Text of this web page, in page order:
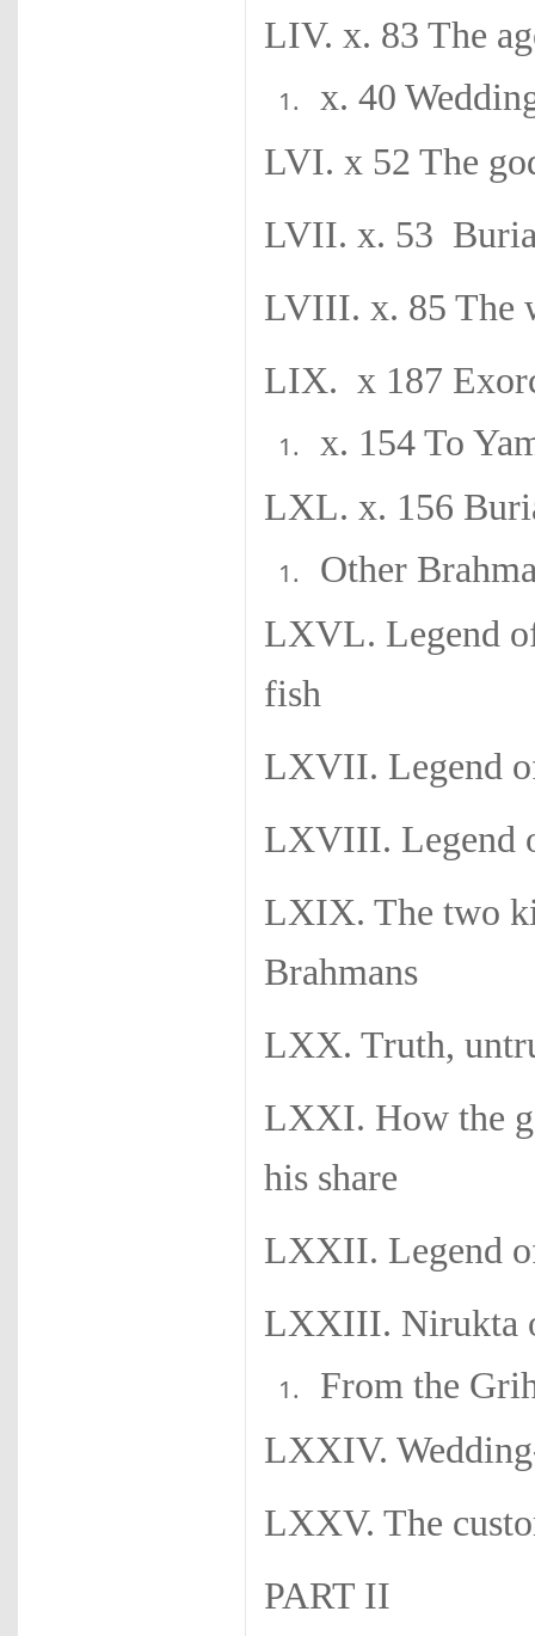
LIV. x. 83 The
x. 40
LVI. x 52 The
LVII. x. 53
LVIII. x. 85 The
LIX. x 187
x. 154 To
LXL. x. 156
Other
LXVL. Legend
fish
LXVII. Legend
LXVIII. Legend
LXIX. The two
Brahmans
LXX. Truth,
LXXI. How the
his share
LXXII. Legend
LXXIII. Nirukta
From the
LXXIV.
LXXV. The
PART II